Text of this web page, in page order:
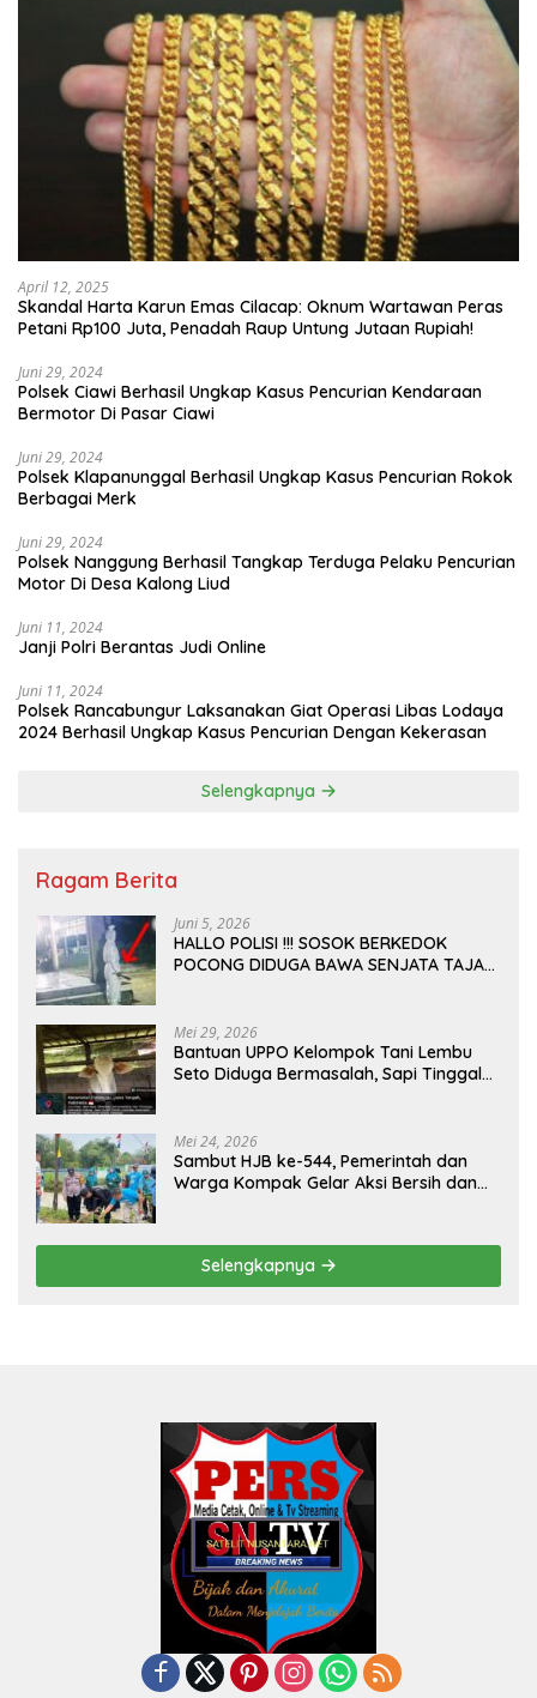
April 12, 2025
Skandal Harta Karun Emas Cilacap: Oknum Wartawan Peras
Petani Rp100 Juta, Penadah Raup Untung Jutaan Rupiah!
Juni 29, 2024
Polsek Ciawi Berhasil Ungkap Kasus Pencurian Kendaraan
Bermotor Di Pasar Ciawi
Juni 29, 2024
Polsek Klapanunggal Berhasil Ungkap Kasus Pencurian Rokok
Berbagai Merk
Juni 29, 2024
Polsek Nanggung Berhasil Tangkap Terduga Pelaku Pencurian
Motor Di Desa Kalong Liud
Juni 11, 2024
Janji Polri Berantas Judi Online
Juni 11, 2024
Polsek Rancabungur Laksanakan Giat Operasi Libas Lodaya
2024 Berhasil Ungkap Kasus Pencurian Dengan Kekerasan
Selengkapnya
Ragam Berita
Juni 5, 2026
HALLO POLISI !!! SOSOK BERKEDOK
POCONG DIDUGA BAWA SENJATA TAJAM
Mei 29, 2026
Bantuan UPPO Kelompok Tani Lembu
Seto Diduga Bermasalah, Sapi Tinggal
Mei 24, 2026
Sambut HJB ke-544, Pemerintah dan
Warga Kompak Gelar Aksi Bersih dan
Selengkapnya